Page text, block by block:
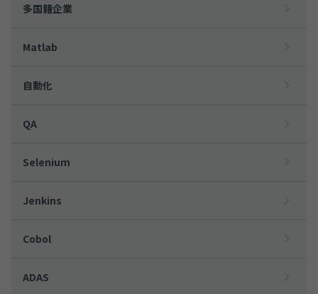
多国籍企業
Matlab
自動化
QA
Selenium
Jenkins
Cobol
ADAS